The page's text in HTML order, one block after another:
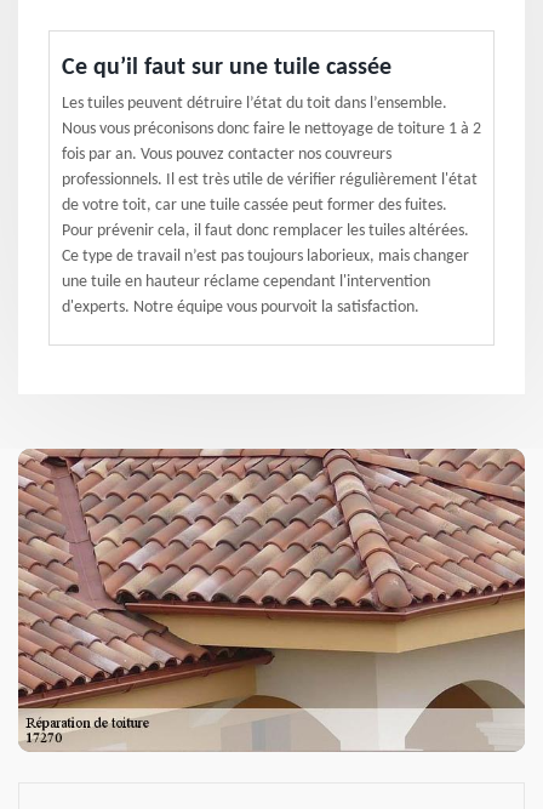
Ce qu’il faut sur une tuile cassée
Les tuiles peuvent détruire l’état du toit dans l’ensemble.
Nous vous préconisons donc faire le nettoyage de toiture 1 à 2
fois par an. Vous pouvez contacter nos couvreurs
professionnels. Il est très utile de vérifier régulièrement l'état
de votre toit, car une tuile cassée peut former des fuites.
Pour prévenir cela, il faut donc remplacer les tuiles altérées.
Ce type de travail n’est pas toujours laborieux, mais changer
une tuile en hauteur réclame cependant l'intervention
d'experts. Notre équipe vous pourvoit la satisfaction.